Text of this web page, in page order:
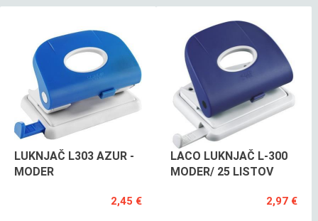
LUKNJAČ L303 AZUR -
MODER
2,45 €
LACO LUKNJAČ L-300
MODER/ 25 LISTOV
2,97 €